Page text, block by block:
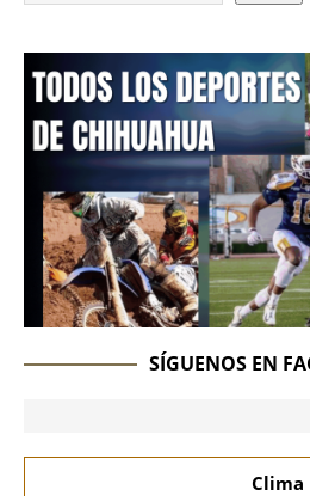
SÍGUENOS EN
Clima